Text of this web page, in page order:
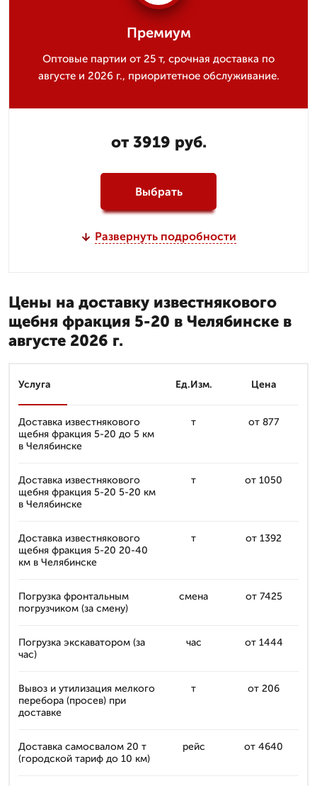
Премиум
Оптовые партии от 25 т, срочная доставка по
августе и 2026 г., приоритетное обслуживание.
от 3919 руб.
Выбрать
Развернуть подробности
Цены на доставку известнякового
щебня фракция 5-20 в Челябинске в
августе 2026 г.
Услуга Ед.Изм. Цена
Доставка известнякового
щебня фракция 5-20 до 5 км
в Челябинске
т от 877
Доставка известнякового
щебня фракция 5-20 5-20 км
в Челябинске
т от 1050
Доставка известнякового
щебня фракция 5-20 20-40
км в Челябинске
т от 1392
Погрузка фронтальным
погрузчиком (за смену)
смена от 7425
Погрузка экскаватором (за
час)
час от 1444
Вывоз и утилизация мелкого
перебора (просев) при
доставке
т от 206
Доставка самосвалом 20 т
(городской тариф до 10 км)
рейс от 4640